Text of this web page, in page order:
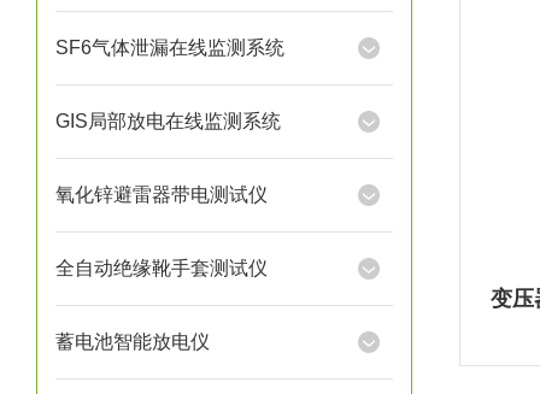
SF6气体泄漏在线监测系统
GIS局部放电在线监测系统
氧化锌避雷器带电测试仪
全自动绝缘靴手套测试仪
蓄电池智能放电仪
变压